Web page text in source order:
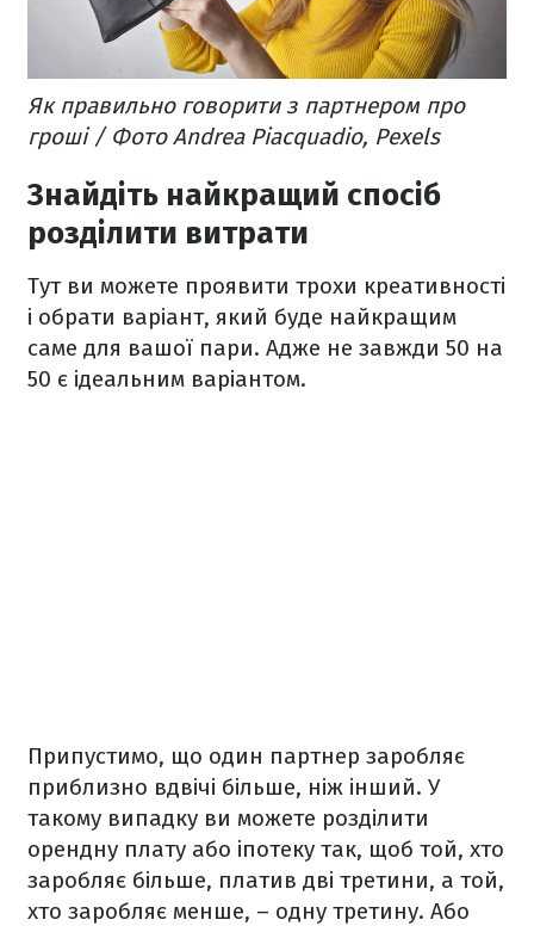
Як правильно говорити з партнером про
гроші / Фото Andrea Piacquadio, Pexels
Знайдіть найкращий спосіб
розділити витрати
Тут ви можете проявити трохи креативності
і обрати варіант, який буде найкращим
саме для вашої пари. Адже не завжди 50 на
50 є ідеальним варіантом.
Припустимо, що один партнер заробляє
приблизно вдвічі більше, ніж інший. У
такому випадку ви можете розділити
орендну плату або іпотеку так, щоб той, хто
заробляє більше, платив дві третини, а той,
хто заробляє менше, – одну третину. Або